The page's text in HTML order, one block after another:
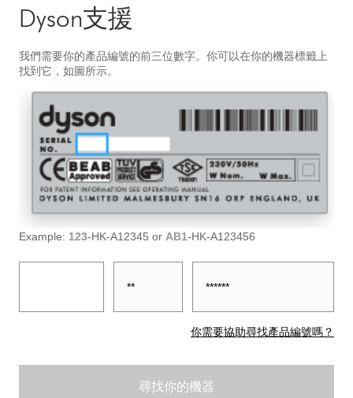
Dyson支援
我們需要你的產品編號的前三位數字。你可以在你的機器標籤上
找到它，如圖所示。
Example: 123-HK-A12345 or AB1-HK-A123456
你需要協助尋找產品編號嗎？
尋找你的機器